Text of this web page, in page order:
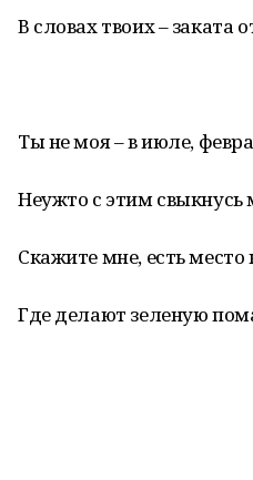
В словах твоих – заката
Ты не моя – в июле,
Неужто с этим
Скажите мне, есть место
Где делают зеленую